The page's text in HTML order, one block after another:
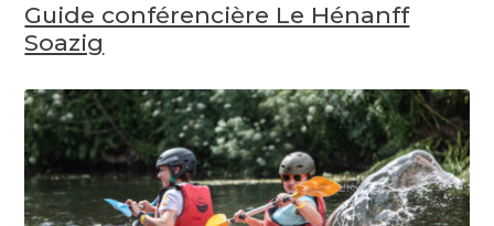
Guide conférencière Le Hénanff
Soazig